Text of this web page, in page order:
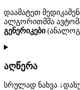
დაამატეთ
ალგორითმმა
გენერიკები
აღწერა
სრულად ნახვა ↓